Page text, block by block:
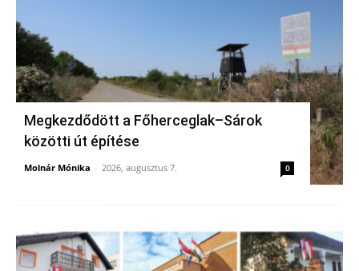
Megkezdődött a Főherceglak–Sárok
közötti út építése
Molnár Mónika - 2026, augusztus 7. 0